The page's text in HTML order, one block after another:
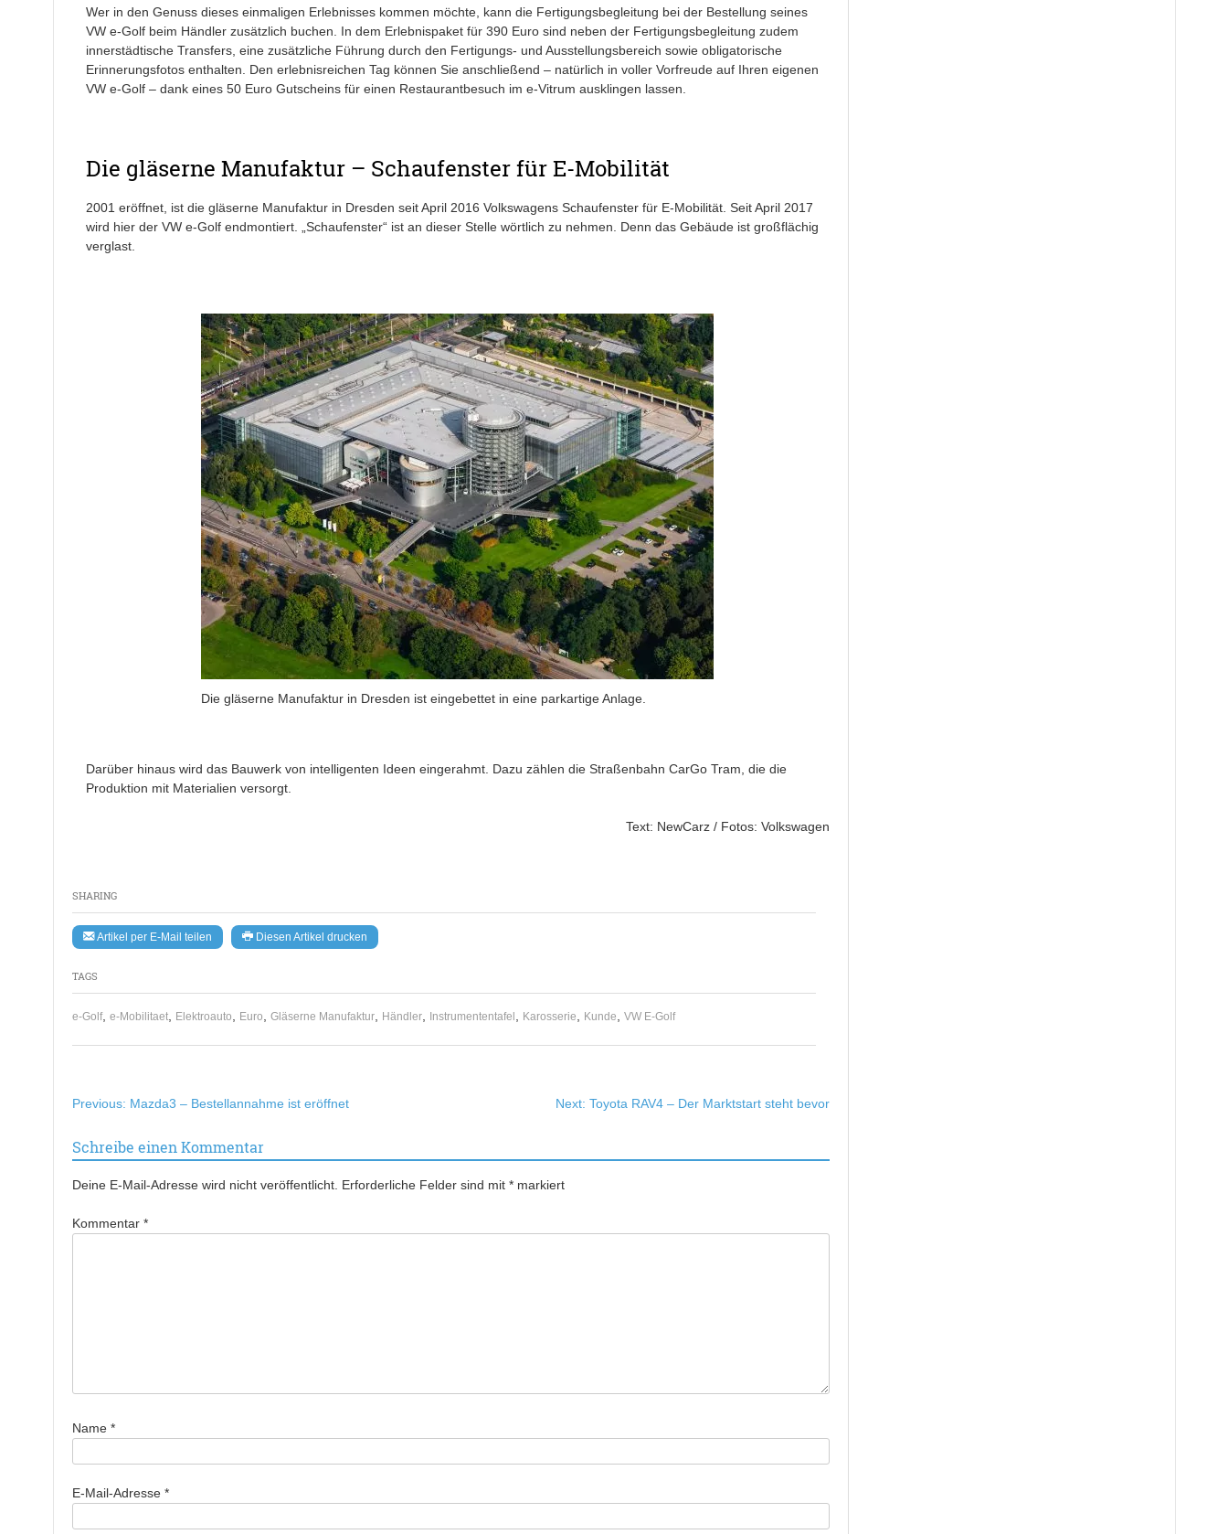
SHARING
Artikel per E-Mail teilen Diesen Artikel drucken
TAGS
e-Golf, e-Mobilitaet, Elektroauto Euro Gläserne Manufaktur, Händler, Instrumententafel Karosserie Kunde VW E-Golf
Wer in den Genuss dieses einmaligen Erlebnisses kommen möchte, kann die Fertigungsbegleitung bei der Bestellung seines
VW e-Golf beim Händler zusätzlich buchen. In dem Erlebnispaket für 390 Euro sind neben der Fertigungsbegleitung zudem
innerstädtische Transfers, eine zusätzliche Führung durch den Fertigungs- und Ausstellungsbereich sowie obligatorische
Erinnerungsfotos enthalten. Den erlebnisreichen Tag können Sie anschließend – natürlich in voller Vorfreude auf Ihren eigenen
VW e-Golf – dank eines 50 Euro Gutscheins für einen Restaurantbesuch im e-Vitrum ausklingen lassen.
Die gläserne Manufaktur – Schaufenster für E-Mobilität
2001 eröffnet, ist die gläserne Manufaktur in Dresden seit April 2016 Volkswagens Schaufenster für E-Mobilität. Seit April 2017
wird hier der VW e-Golf endmontiert. „Schaufenster“ ist an dieser Stelle wörtlich zu nehmen. Denn das Gebäude ist großflächig
verglast.
Die gläserne Manufaktur in Dresden ist eingebettet in eine parkartige Anlage.
Darüber hinaus wird das Bauwerk von intelligenten Ideen eingerahmt. Dazu zählen die Straßenbahn CarGo Tram, die die
Produktion mit Materialien versorgt.
Text: NewCarz / Fotos: Volkswagen
Beitragsnavigation
Previous: Mazda3 – Bestellannahme ist eröffnet Next: Toyota RAV4 – Der Marktstart steht bevor
Schreibe einen Kommentar
Deine E-Mail-Adresse wird nicht veröffentlicht. Erforderliche Felder sind mit *markiert
Kommentar *
Name *
E-Mail-Adresse *